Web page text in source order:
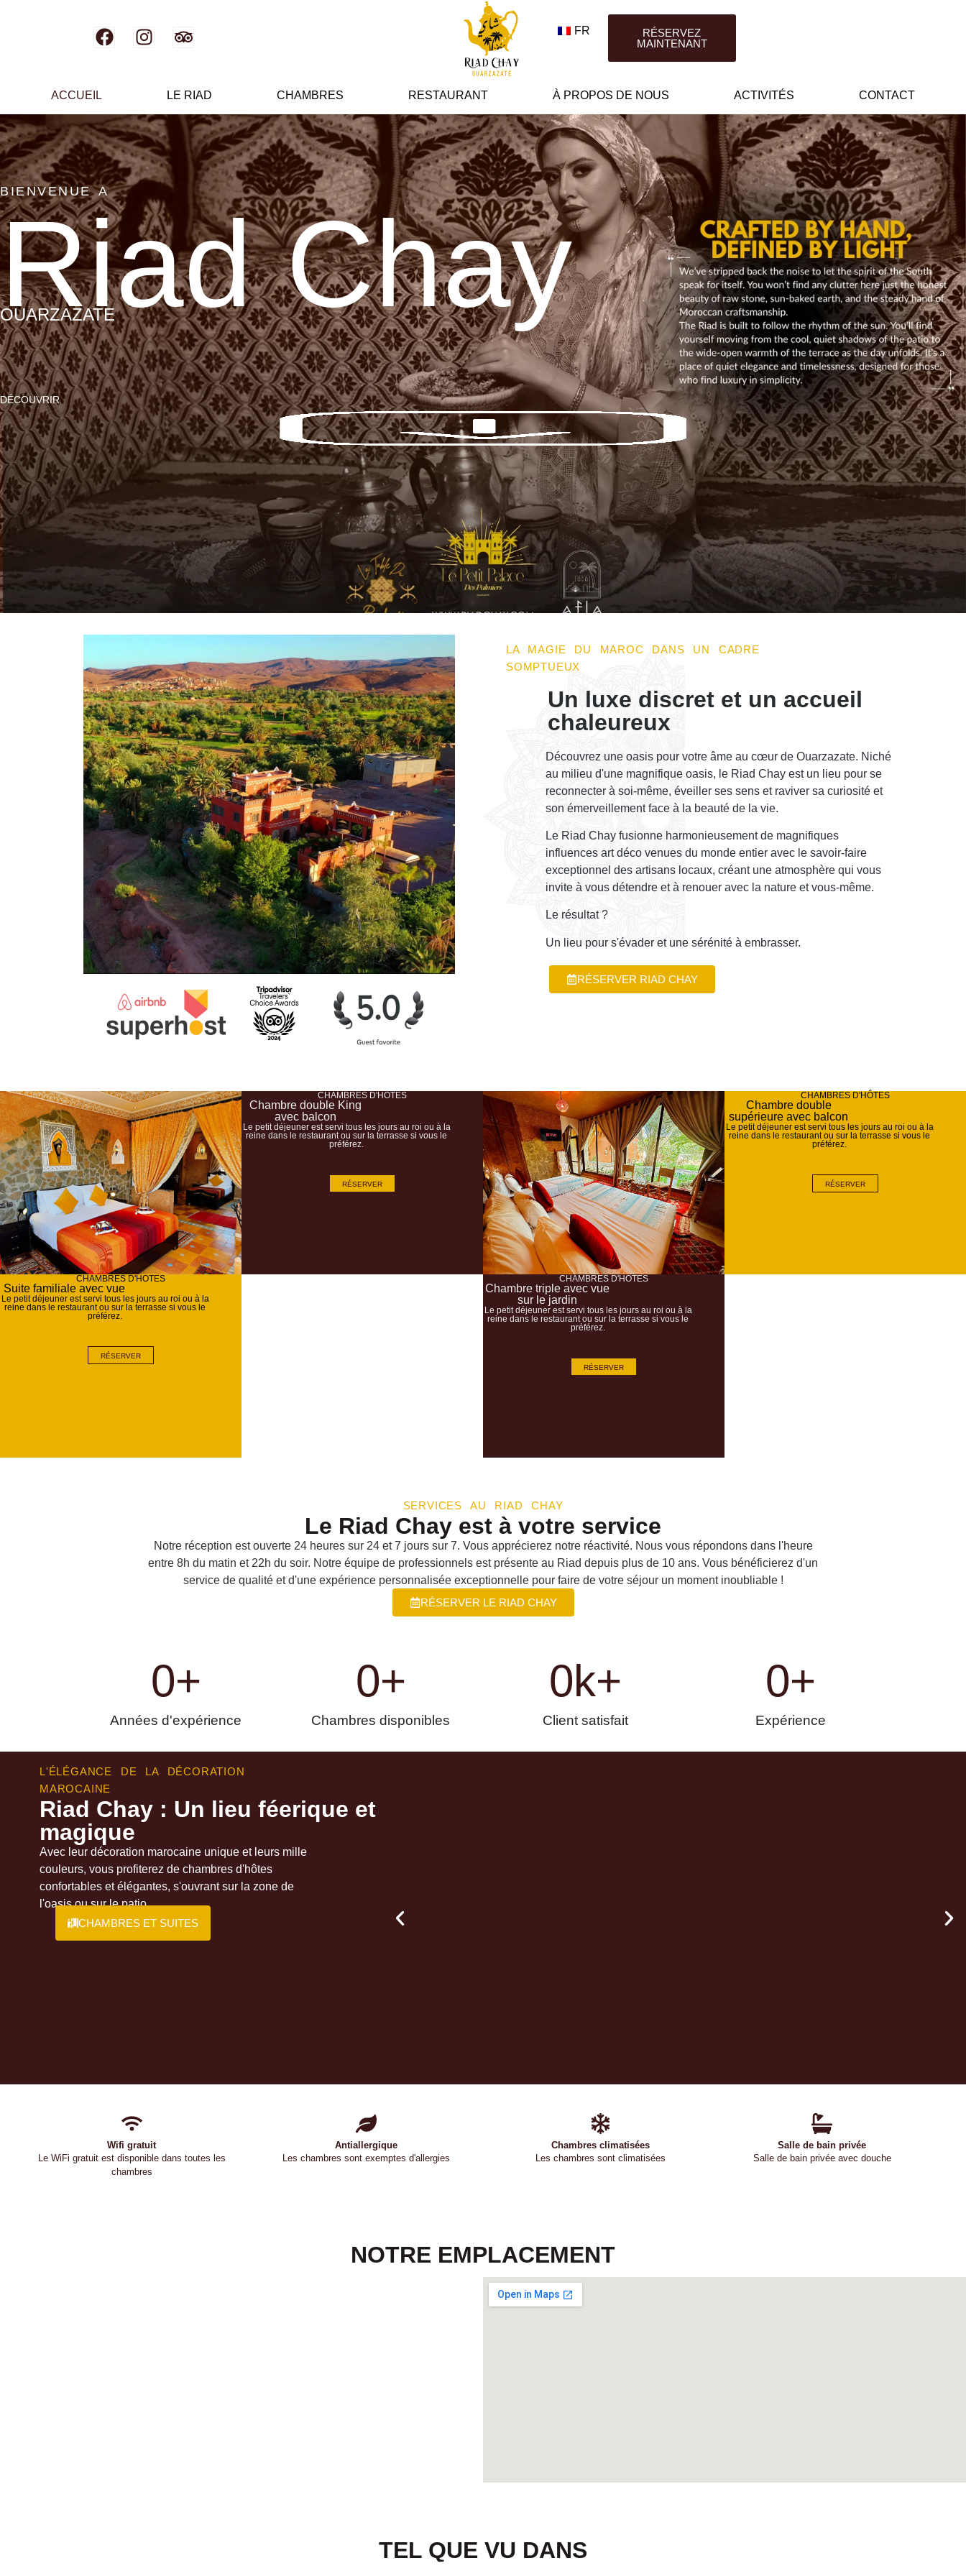
FR
RÉSERVEZ
MAINTENANT
ACCUEIL LE RIAD CHAMBRES RESTAURANT À PROPOS DE NOUS ACTIVITÉS CONTACT
BIENVENUE A
Riad Chay
OUARZAZATE
DÉCOUVRIR
LA MAGIE DU MAROC DANS UN CADRE
SOMPTUEUX
Un luxe discret et un accueil
chaleureux
Découvrez une oasis pour votre âme au cœur de Ouarzazate. Niché
au milieu d'une magnifique oasis, le Riad Chay est un lieu pour se
reconnecter à soi-même, éveiller ses sens et raviver sa curiosité et
son émerveillement face à la beauté de la vie.
Le Riad Chay fusionne harmonieusement de magnifiques
influences art déco venues du monde entier avec le savoir-faire
exceptionnel des artisans locaux, créant une atmosphère qui vous
invite à vous détendre et à renouer avec la nature et vous-même.
Le résultat ?
Un lieu pour s'évader et une sérénité à embrasser.
RÉSERVER RIAD CHAY
CHAMBRES D'HÔTES
Chambre double King
avec balcon
Le petit déjeuner est servi tous les jours au roi ou à la
reine dans le restaurant ou sur la terrasse si vous le
préférez.
RÉSERVER
CHAMBRES D'HÔTES
Chambre double
supérieure avec balcon
Le petit déjeuner est servi tous les jours au roi ou à la
reine dans le restaurant ou sur la terrasse si vous le
préférez.
RÉSERVER
CHAMBRES D'HÔTES
Chambre triple avec vue
sur le jardin
Le petit déjeuner est servi tous les jours au roi ou à la
reine dans le restaurant ou sur la terrasse si vous le
préférez.
RÉSERVER
CHAMBRES D'HÔTES
Suite familiale avec vue
Le petit déjeuner est servi tous les jours au roi ou à la
reine dans le restaurant ou sur la terrasse si vous le
préférez.
RÉSERVER
SERVICES AU RIAD CHAY
Le Riad Chay est à votre service
Notre réception est ouverte 24 heures sur 24 et 7 jours sur 7. Vous apprécierez notre réactivité. Nous vous répondons dans l'heure
entre 8h du matin et 22h du soir. Notre équipe de professionnels est présente au Riad depuis plus de 10 ans. Vous bénéficierez d'un
service de qualité et d'une expérience personnalisée exceptionnelle pour faire de votre séjour un moment inoubliable !
RÉSERVER LE RIAD CHAY
Années d'expérience
0+
Chambres disponibles
0+
Client satisfait
0k+
Expérience
0+
L'ÉLÉGANCE DE LA DÉCORATION
MAROCAINE
Riad Chay : Un lieu féerique et
magique
Avec leur décoration marocaine unique et leurs mille
couleurs, vous profiterez de chambres d'hôtes
confortables et élégantes, s'ouvrant sur la zone de
l'oasis ou sur le patio.
CHAMBRES ET SUITES
Wifi gratuit
Le WiFi gratuit est disponible dans toutes les
chambres
Antiallergique
Les chambres sont exemptes d'allergies
Chambres climatisées
Les chambres sont climatisées
Salle de bain privée
Salle de bain privée avec douche
NOTRE EMPLACEMENT
TEL QUE VU DANS